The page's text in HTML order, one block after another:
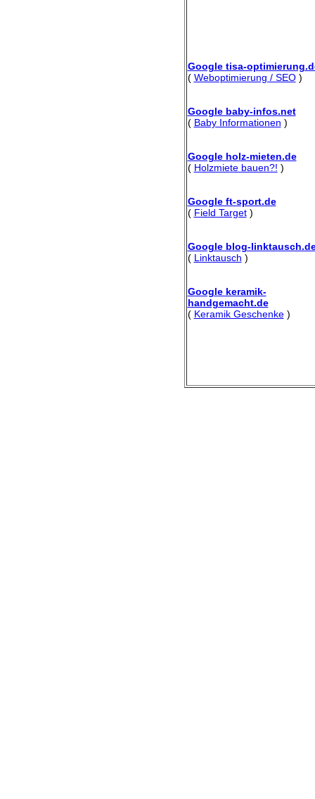
Google tisa-
( Weboptimierung / SEO)
Google baby-infos.net
( Baby Informationen )
Google holz-mieten.de
( Holzmiete bauen?! )
Google ft-sport.de
( Field Target)
Google blog-
( Linktausch )
Google keramik-
handgemacht.de
( Keramik Geschenke)